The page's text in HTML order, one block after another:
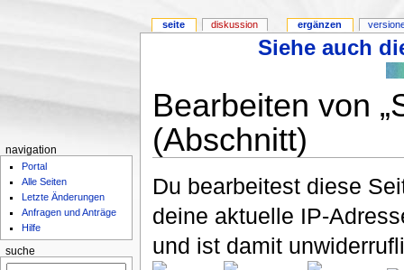
Siehe auch
Bearbeiten von
(Abschnitt)
Du bearbeitest diese
deine aktuelle IP-
und ist damit
seite diskussion ergänzen
navigation
Portal
Alle Seiten
Letzte Änderungen
Anfragen und Anträge
Hilfe
suche